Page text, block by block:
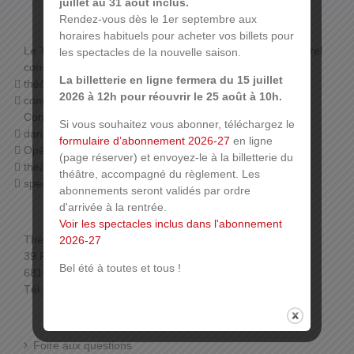
Le THÉÂTRE DE LA SINNE propose un programme culturel
constitué de :
théâtre de boulevard,
concerts (orchestre symphonique de Mulhouse,
Conservatoire, harmonies…),
danse (Ballet du Rhin, associations),
Opéra,
théâtre jeune public,
spectacles associatifs…
Théâtre de la Sinne
39 Rue de la Sinne
68100 Mulhouse
Tél. : 03 89 33 78 01 (Billetterie)
Foire aux questions
Rendez-vous dès le 1er septembre aux
horaires habituels pour acheter vos billets pour
les spectacles de la nouvelle saison.
La billetterie en ligne fermera du 15 juillet
2026 à 12h pour réouvrir le 25 août à 10h.
Si vous souhaitez vous abonner, téléchargez le
formulaire d’abonnement 2026-27 en ligne
(page réserver) et envoyez-le à la billetterie du
théâtre, accompagné du règlement. Les
abonnements seront validés par ordre
d'arrivée à la rentrée.
Voir les spectacles inclus dans l'abonnement
2026-27
Bel été à toutes et tous !